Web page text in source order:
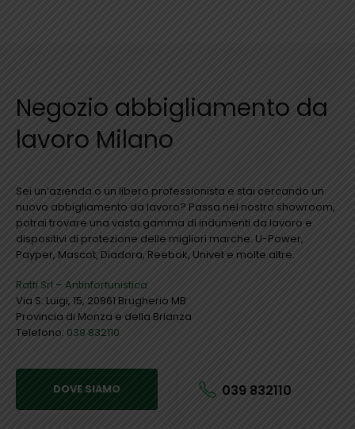
Negozio abbigliamento da
lavoro Milano
Sei un’azienda o un libero professionista e stai cercando un
nuovo abbigliamento da lavoro? Passa nel nostro showroom,
potrai trovare una vasta gamma di indumenti da lavoro e
dispositivi di protezione delle migliori marche: U-Power,
Payper, Mascot, Diadora, Reebok, Univet e molte altre.
Ratti Srl – Antinfortunistica
Via S. Luigi, 15, 20861 Brugherio MB
Provincia di Monza e della Brianza
Telefono: 039 832110
DOVE SIAMO 039 832110